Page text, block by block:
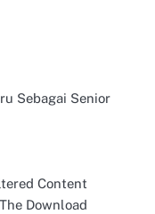
Sebagai Senior
Content
Download